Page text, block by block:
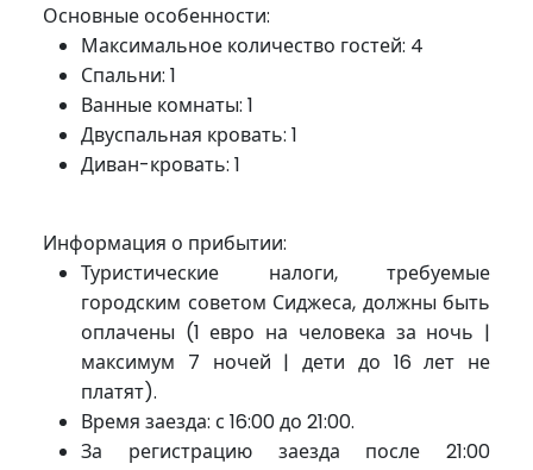
Основные особенности:
Максимальное количество гостей: 4
Спальни: 1
Ванные комнаты: 1
Двуспальная кровать: 1
Диван-кровать: 1
Информация о прибытии:
Туристические налоги, требуемые
городским советом Сиджеса, должны быть
оплачены (1 евро на человека за ночь |
максимум 7 ночей | дети до 16 лет не
платят).
Время заезда: с 16:00 до 21:00.
За регистрацию заезда после 21:00